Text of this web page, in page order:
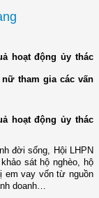
hoạt động ủy thác
tham gia các vấn
hoạt động ủy thác
đời sống, Hội LHPN
sát hộ nghèo, hộ
em vay vốn từ nguồn
doanh…